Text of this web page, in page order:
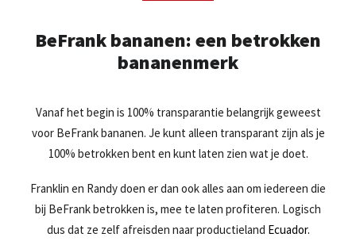
BeFrank bananen: een betrokken
bananenmerk
Vanaf het begin is 100% transparantie belangrijk geweest
voor BeFrank bananen. Je kunt alleen transparant zijn als je
100% betrokken bent en kunt laten zien wat je doet.
Franklin en Randy doen er dan ook alles aan om iedereen die
bij BeFrank betrokken is, mee te laten profiteren. Logisch
dus dat ze zelf afreisden naar productieland Ecuador.